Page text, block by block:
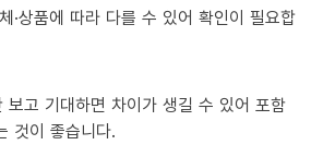
·상품에 따라 다를 수 있어 확인이 필요합
보고 기대하면 차이가 생길 수 있어 포함
것이 좋습니다.